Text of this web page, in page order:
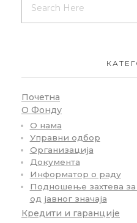
Почетна
О Фонду
О нама
Управни одбор
Организација
Документа
Информатор о раду
Подношење захтева
од јавног значаја
Кредити и гаранције